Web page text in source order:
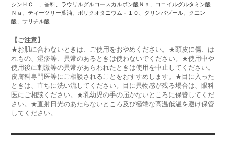
シンＨＣｌ、香料、ラウリルグルコースカルボン酸Ｎａ、ココイルグルタミン酸
Ｎａ、ティーツリー葉油、ポリクオタニウム－１０、クリンバゾール、クエン
酸、サリチル酸
【ご注意】
★お肌に合わないときは、ご使用をおやめください。★頭皮に傷、は
れもの、湿疹等、異常のあるときは使わないでください。★使用中や
使用後に刺激等の異常があらわれたときは使用を中止してください。
皮膚科専門医等にご相談されることをおすすめします。★目に入った
ときは、直ちに洗い流してください。目に異物感が残る場合は、眼科
医にご相談ください。★乳幼児の手の届かないところに保管してくだ
さい。★直射日光のあたらないところ及び極端な高温低温を避け保管
してください。